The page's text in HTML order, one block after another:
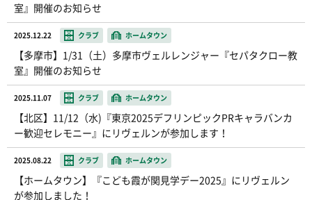
室』開催のお知らせ
2025.12.22 クラブ ホームタウン
【多摩市】1/31（土）多摩市ヴェルレンジャー『セパタクロー教
室』開催のお知らせ
2025.11.07 クラブ ホームタウン
【北区】11/12（水)『東京2025デフリンピックPRキャラバンカ
ー歓迎セレモニー』にリヴェルンが参加します！
2025.08.22 クラブ ホームタウン
【ホームタウン】『こども霞が関見学デー2025』にリヴェルン
が参加しました！